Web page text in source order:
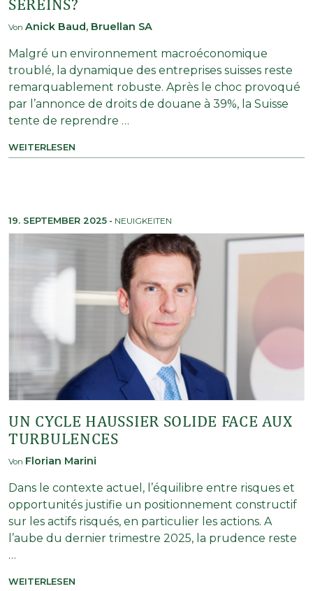
Von Anick Baud, Bruellan SA
Malgré un environnement macroéconomique
troublé, la dynamique des entreprises suisses reste
remarquablement robuste. Après le choc provoqué
par l’annonce de droits de douane à 39%, la Suisse
tente de reprendre …
WEITERLESEN
19. SEPTEMBER 2025 - NEUIGKEITEN
UN CYCLE HAUSSIER SOLIDE FACE AUX
TURBULENCES
Von Florian Marini
Dans le contexte actuel, l’équilibre entre risques et
opportunités justifie un positionnement constructif
sur les actifs risqués, en particulier les actions. A
l’aube du dernier trimestre 2025, la prudence reste
…
WEITERLESEN